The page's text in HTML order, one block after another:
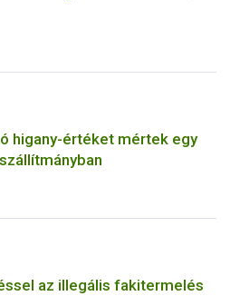
higany-értéket mértek egy
az illegális fakitermelés